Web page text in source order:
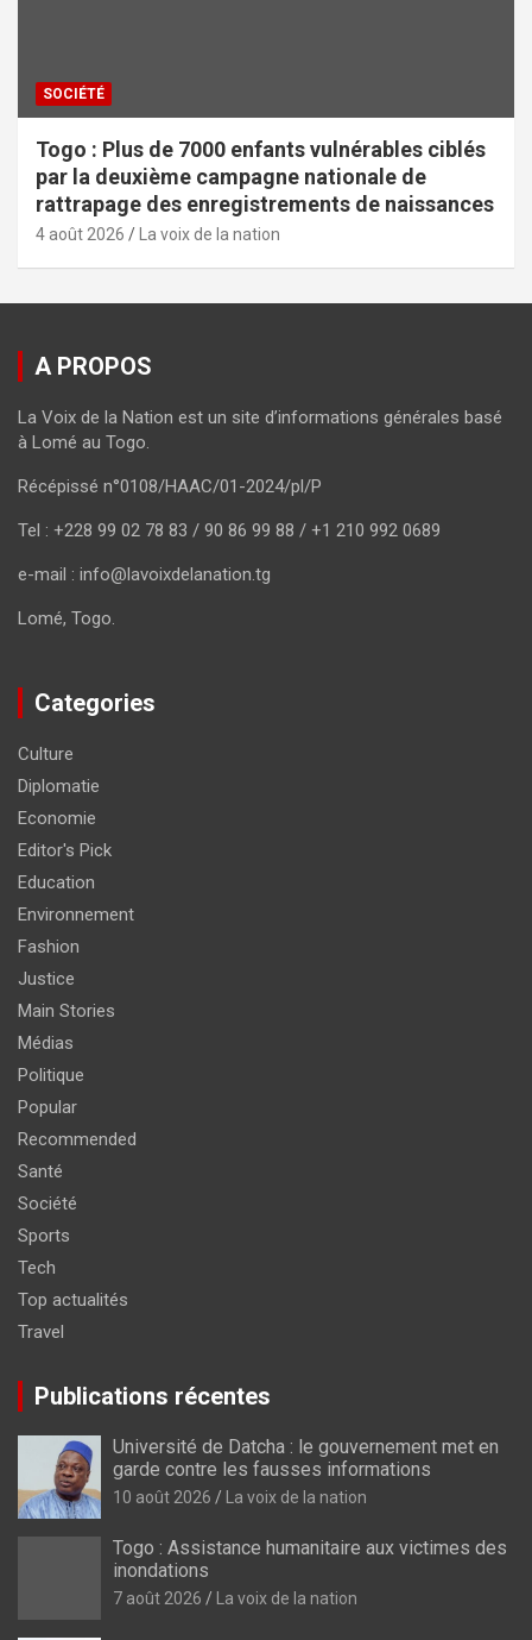
SOCIÉTÉ
Togo : Plus de 7000 enfants vulnérables ciblés
par la deuxième campagne nationale de
rattrapage des enregistrements de naissances
4 août 2026 La voix de la nation
A PROPOS
La Voix de la Nation est un site d’informations générales basé
à Lomé au Togo.
Récépissé n°0108/HAAC/01-2024/pl/P
Tel : +228 99 02 78 83 / 90 86 99 88 / +1 210 992 0689
e-mail : info@lavoixdelanation.tg
Lomé, Togo.
Categories
Culture
Diplomatie
Economie
Editor's Pick
Education
Environnement
Fashion
Justice
Main Stories
Médias
Politique
Popular
Recommended
Santé
Société
Sports
Tech
Top actualités
Travel
Publications récentes
Université de Datcha : le gouvernement met en
garde contre les fausses informations
10 août 2026 La voix de la nation
Togo : Assistance humanitaire aux victimes des
inondations
7 août 2026 La voix de la nation